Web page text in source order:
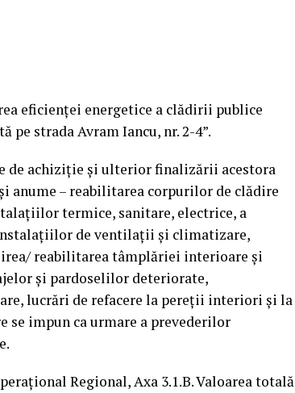
eficienței energetice a clădirii publice
pe strada Avram Iancu, nr. 2-4”.
de achiziție și ulterior finalizării acestora
anume – reabilitarea corpurilor de clădire
termice, sanitare, electrice, a
de ventilații și climatizare,
reabilitarea tâmplăriei interioare şi
şi pardoselilor deteriorate,
lucrări de refacere la pereții interiori și la
impun ca urmare a prevederilor
Regional, Axa 3.1.B. Valoarea totală